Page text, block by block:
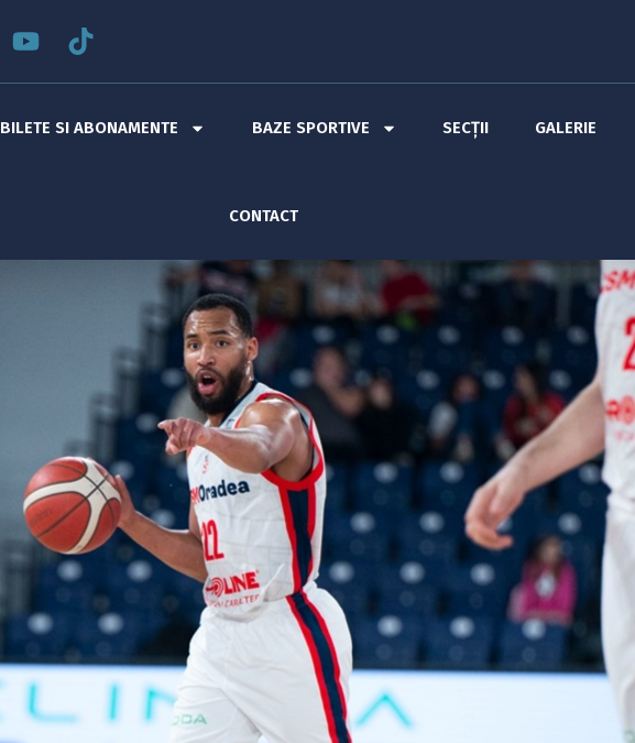
BILETE SI ABONAMENTE BAZE SPORTIVE SECȚII GALERIE
CONTACT